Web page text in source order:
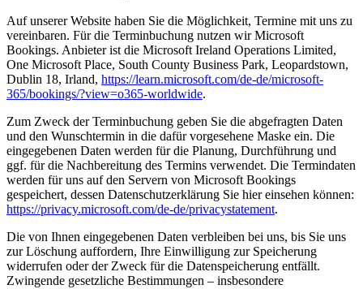
Auf unserer Website haben Sie die Möglichkeit, Termine mit uns zu
vereinbaren. Für die Terminbuchung nutzen wir Microsoft
Bookings. Anbieter ist die Microsoft Ireland Operations Limited,
One Microsoft Place, South County Business Park, Leopardstown,
Dublin 18, Irland, https://learn.microsoft.com/de-de/microsoft-
365/bookings/?view=o365-worldwide.
Zum Zweck der Terminbuchung geben Sie die abgefragten Daten
und den Wunschtermin in die dafür vorgesehene Maske ein. Die
eingegebenen Daten werden für die Planung, Durchführung und
ggf. für die Nachbereitung des Termins verwendet. Die Termindaten
werden für uns auf den Servern von Microsoft Bookings
gespeichert, dessen Datenschutzerklärung Sie hier einsehen können:
https://privacy.microsoft.com/de-de/privacystatement.
Die von Ihnen eingegebenen Daten verbleiben bei uns, bis Sie uns
zur Löschung auffordern, Ihre Einwilligung zur Speicherung
widerrufen oder der Zweck für die Datenspeicherung entfällt.
Zwingende gesetzliche Bestimmungen – insbesondere